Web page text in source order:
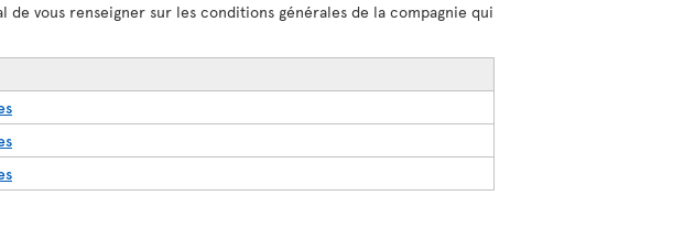
vous renseigner sur les conditions générales de la compagnie qui